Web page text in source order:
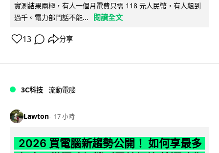
實測結果兩極，有人一個月電費只需 118 元人民幣，有人飆到
過千。電力部門話不能...
閱讀全文
13 分享
3C科技 流動電腦
Lawton 17 小時
2026 買電腦新趨勢公開！ 如何享最多